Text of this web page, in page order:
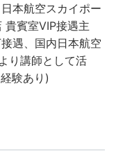
本航空スカイポー
貴賓室VIP接遇主
遇、国内日本航空
り講師として活
験あり)